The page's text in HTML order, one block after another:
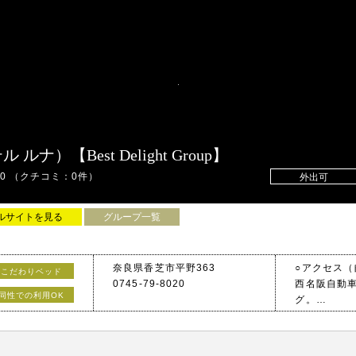
ルナ）【Best Delight Group】
（クチコミ：0件） 外出可
サイトを見る グループ一覧
時間利用！！
こだわりベッド
性での利用OK
奈良県香芝市平野363
0745-79-8020
○アクセス
西名阪自動
グ。
JR和歌山線